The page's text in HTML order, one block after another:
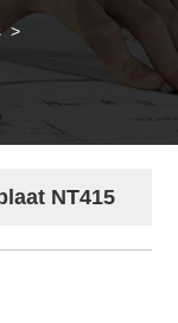
>
NT415